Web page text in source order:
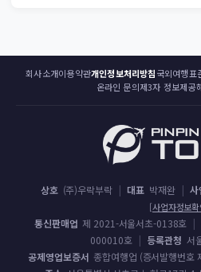
회사소개이용약관개인정보처리방침국외여행표
온라인 문의제3자 정보제공
상호 (주)우락부락 | 대표 박재완 | 사
[사업자정보
통신판매업 제 2021-서울서초-0138호 |
000010호 | 등록관청 서
공제영업보증서 종합여행업 (증서발행번